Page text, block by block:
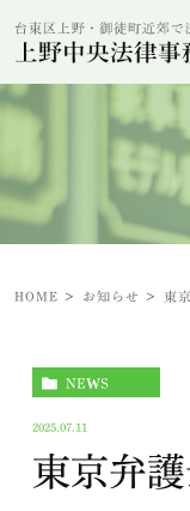
HOME お知らせ 東
NEWS
2025.07.11
東京弁